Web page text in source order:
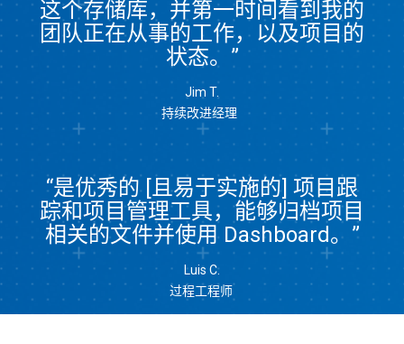
这个存储库，并第一时间看到我的
团队正在从事的工作，以及项目的
状态。”
Jim T.
持续改进经理
“是优秀的 [且易于实施的] 项目跟
踪和项目管理工具，能够归档项目
相关的文件并使用 Dashboard。”
Luis C.
过程工程师